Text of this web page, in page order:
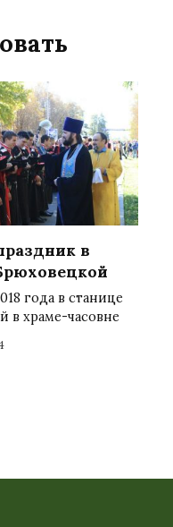
в
года в станице
в храме-часовне